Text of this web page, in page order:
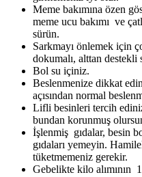
Meme bakımına özen
meme ucu bakımı ve
sürün.
Sarkmayı önlemek için
dokumalı, alttan
Bol su içiniz.
Beslenmenize dikkat
açısından normal
Lifli besinleri tercih
bundan korunmuş
İşlenmiş gıdalar, besin
gıdaları yemeyin.
tüketmemeniz gerekir.
Gebelikte kilo alımının